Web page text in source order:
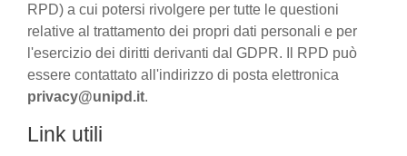
RPD) a cui potersi rivolgere per tutte le questioni
relative al trattamento dei propri dati personali e per
l'esercizio dei diritti derivanti dal GDPR. Il RPD può
essere contattato all'indirizzo di posta elettronica
privacy@unipd.it.
Link utili